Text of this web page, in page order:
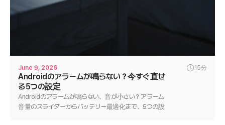
June 9, 2026 15分
Androidのアラームが鳴らない？今すぐ直せ
る5つの設定
Androidのアラームが鳴らない、音が小さい？アラーム
音量のスライダーからバッテリー最適化まで、5つの設